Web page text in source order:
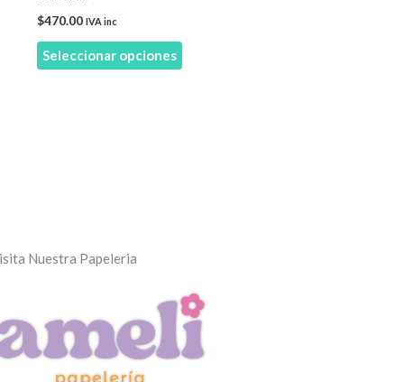
$470.00 IVA inc
Seleccionar opciones
Nuestra Papeleria